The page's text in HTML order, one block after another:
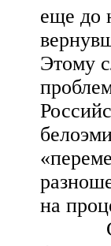
еще до
Этому
на
С